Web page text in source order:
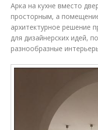
Арка на кухне вместо
просторным, а
архитектурное решение
для дизайнерских идей,
разнообразные